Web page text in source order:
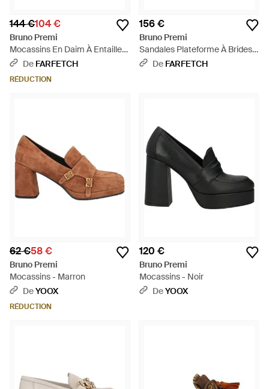
144 €104 €
Bruno Premi
Mocassins En Daim À Entaille
Penny - Marron
De FARFETCH
RÉDUCTION
156 €
Bruno Premi
Sandales Plateforme À Brides
Croisées - Marron
De FARFETCH
62 €58 €
Bruno Premi
Mocassins - Marron
DeYOOX
RÉDUCTION
120 €
Bruno Premi
Mocassins - Noir
DeYOOX